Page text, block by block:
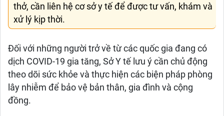
thở, cần liên hệ cơ sở y tế để được tư vấn, khám và
xử lý kịp thời.
Đối với những người trở về từ các quốc gia đang có
dịch COVID-19 gia tăng, Sở Y tế lưu ý cần chủ động
theo dõi sức khỏe và thực hiện các biện pháp phòng
lây nhiễm để bảo vệ bản thân, gia đình và cộng
đồng.